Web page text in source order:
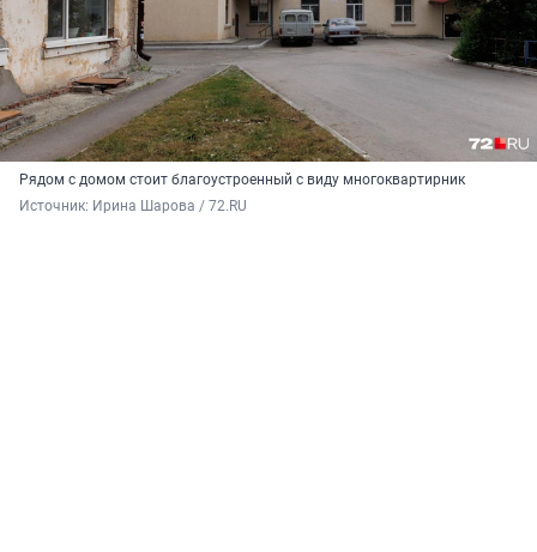
Рядом с домом стоит благоустроенный с виду многоквартирник
Источник: Ирина Шарова / 72.RU